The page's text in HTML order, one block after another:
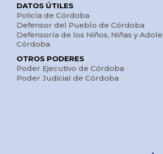
DATOS ÚTILES
Policía de Córdoba
Defensor del Pueblo de Córdoba
Defensoría de los Niños, Niñas y
Córdoba
OTROS PODERES
Poder Ejecutivo de Córdoba
Poder Judicial de Córdoba